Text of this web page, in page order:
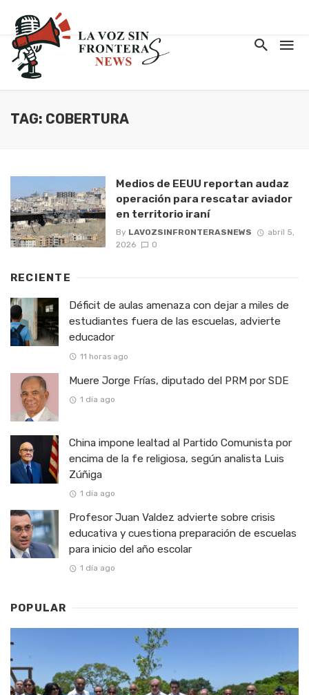
TAG: COBERTURA
Medios de EEUU reportan audaz
operación para rescatar aviador
en territorio iraní
By LAVOZSINFRONTERASNEWS
abril 5,
2026
0
RECIENTE
Déficit de aulas amenaza con dejar a miles de
estudiantes fuera de las escuelas, advierte
educador
11 horas ago
Muere Jorge Frías, diputado del PRM por SDE
1 día ago
China impone lealtad al Partido Comunista por
encima de la fe religiosa, según analista Luis
Zúñiga
1 día ago
Profesor Juan Valdez advierte sobre crisis
educativa y cuestiona preparación de escuelas
para inicio del año escolar
1 día ago
POPULAR